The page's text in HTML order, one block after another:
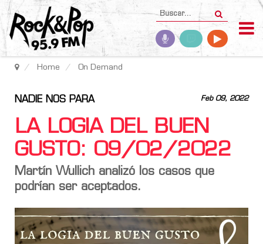
Home On Demand
Feb 09, 2022
NADIE NOS PARA
LA LOGIA DEL BUEN
GUSTO: 09/02/2022
Martín Wullich analizó los casos que
podrían ser aceptados.